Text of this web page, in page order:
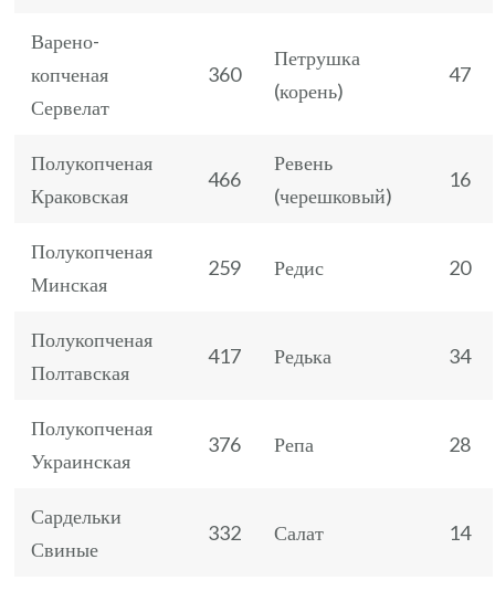
Варено-
копченая
Сервелат
360
Петрушка
(корень)
47
Полукопченая
Краковская
466
Ревень
(черешковый)
16
Полукопченая
Минская
259 Редис 20
Полукопченая
Полтавская
417 Редька 34
Полукопченая
Украинская
376 Репа 28
Сардельки
Свиные
332 Салат 14